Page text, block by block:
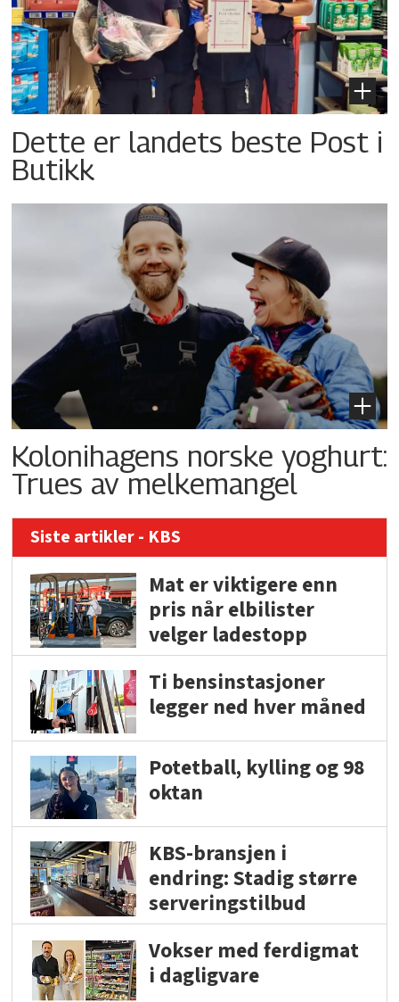
Dette er landets beste Post i
Butikk
Kolonihagens norske yoghurt:
Trues av melkemangel
Siste artikler - KBS
Mat er viktigere enn
pris når elbilister
velger ladestopp
Ti bensinstasjoner
legger ned hver måned
Potetball, kylling og 98
oktan
KBS-bransjen i
endring: Stadig større
serveringstilbud
Vokser med ferdigmat
i dagligvare